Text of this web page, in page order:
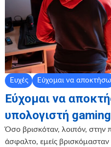
Ευχές Εύχομαι να αποκτήσω
Εύχομαι να
υπολογιστή
Όσο βρισκόταν, λοιπόν, στην
άσφαλτο, εμείς βρισκόμασταν